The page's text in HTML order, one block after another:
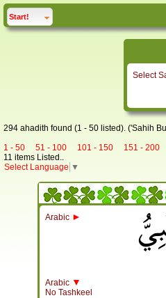
Start! click to
Select
294 ahadith found (1 - 50 listed). ('Sahih
1 - 50
51 - 100 101 - 150 151 - 200
11 items Listed..
Select Language ▼
Arabic ►
Arabic ▼
No Tashkeel